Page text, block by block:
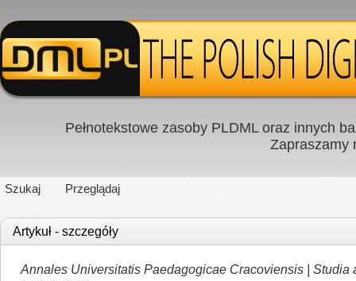
Pełnotekstowe zasoby PLDML oraz innych
Zapraszamy
Szukaj Przeglądaj
Artykuł - szczegóły
Annales Universitatis Paedagogicae Cracoviensis | Studia